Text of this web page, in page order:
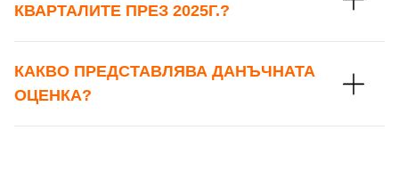
КВАРТАЛИТЕ ПРЕЗ 2025Г.?
КАКВО ПРЕДСТАВЛЯВА ДАНЪЧНАТА
ОЦЕНКА?